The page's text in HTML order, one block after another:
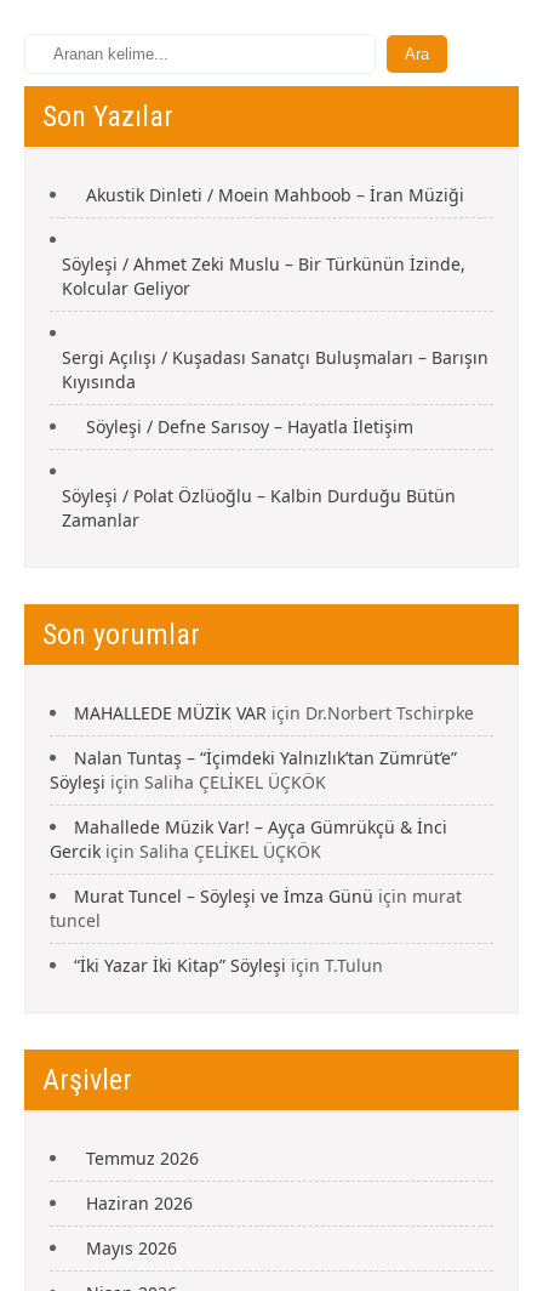
Son Yazılar
Akustik Dinleti / Moein Mahboob – İran Müziği
Söyleşi / Ahmet Zeki Muslu – Bir Türkünün İzinde,
Kolcular Geliyor
Sergi Açılışı / Kuşadası Sanatçı Buluşmaları – Barışın
Kıyısında
Söyleşi / Defne Sarısoy – Hayatla İletişim
Söyleşi / Polat Özlüoğlu – Kalbin Durduğu Bütün
Zamanlar
Son yorumlar
MAHALLEDE MÜZİK VAR için Dr.Norbert Tschirpke
Nalan Tuntaş – “İçimdeki Yalnızlık’tan Zümrüt’e”
Söyleşi için Saliha ÇELİKEL ÜÇKÖK
Mahallede Müzik Var! – Ayça Gümrükçü & İnci
Gercik için Saliha ÇELİKEL ÜÇKÖK
Murat Tuncel – Söyleşi ve İmza Günü için murat
tuncel
“İki Yazar İki Kitap” Söyleşi için T.Tulun
Arşivler
Temmuz 2026
Haziran 2026
Mayıs 2026